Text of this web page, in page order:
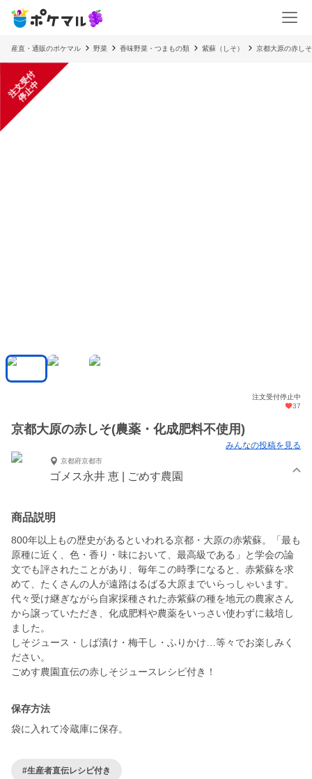
産直・通販のポケマル 野菜 香味野菜・つまもの類 紫蘇（しそ） 京都大原の赤し
注
文
受
付
停
止
中
注文受付停止中
37
京都大原の赤しそ(農薬・化成肥料不使用)
みんなの投稿を見る
京都府京都市
ゴメス永井 恵 | ごめす農園
商品説明
800年以上もの歴史があるといわれる京都・大原の赤紫蘇。「最も
原種に近く、色・香り・味において、最高級である」と学会の論
文でも評されたことがあり、毎年この時季になると、赤紫蘇を求
めて、たくさんの人が遠路はるばる大原までいらっしゃいます。
代々受け継ぎながら自家採種された赤紫蘇の種を地元の農家さん
から譲っていただき、化成肥料や農薬をいっさい使わずに栽培し
ました。
しそジュース・しば漬け・梅干し・ふりかけ…等々でお楽しみく
ださい。
保存方法
袋に入れて冷蔵庫に保存。
#生産者直伝レシピ付き